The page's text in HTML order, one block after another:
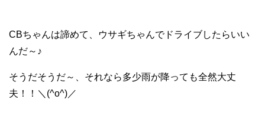
CBちゃんは諦めて、ウサギちゃんでドライブしたらいい
んだ～♪
そうだそうだ～、それなら多少雨が降っても全然大丈
夫！！＼(^o^)／